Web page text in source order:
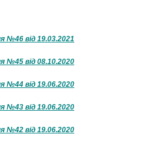
№46 від 19.03.2021
№45 від 08.10.2020
№44 від 19.06.2020
№43 від 19.06.2020
№42 від 19.06.2020